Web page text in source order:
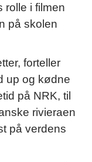
rolle i filmen
på skolen
forteller
up og kødne
på NRK, til
rivieraen
på verdens